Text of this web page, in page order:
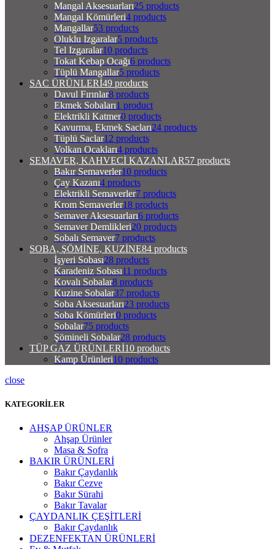
Mangal Aksesuarları25 products
Mangal Kömürleri4 products
Mangallar53 products
Oluklu Izgaralar5 products
Tel Izgaralar10 products
Tokat Kebap Ocağı6 products
Tüplü Mangallar5 products
SAC ÜRÜNLERİ49 products
Davul Fırınlar8 products
Ekmek Sobaları1 product
Elektrikli Katmer0 products
Kavurma, Ekmek Sacları24 products
Tüplü Saclar12 products
Volkan Ocakları4 products
SEMAVER, KAHVECİ KAZANLAR57 products
Bakır Semaverler10 products
Çay Kazanı4 products
Elektrikli Semaverler7 products
Krom Semaverler18 products
Semaver Aksesuarları6 products
Semaver Demlikleri20 products
Sobalı Semaver7 products
SOBA, ŞÖMİNE, KUZİNE84 products
İşyeri Sobası28 products
Karadeniz Sobası11 products
Kovalı Sobalar8 products
Kuzine Sobalar37 products
Soba Aksesuarları23 products
Soba Kömürleri0 products
Sobalar75 products
Şömineli Sobalar28 products
TÜP GAZ ÜRÜNLERİ10 products
Kamp Ürünleri10 products
close
KATEGORİLER
AHŞAP ÜRÜNLER
Ahşap Ürünler
Masa & Sofra
BAKIR ÜRÜNLERİ
Bakır Çaydanlık
Bakır Cezve
Bakır Sürahi
Bakır Tavalar
ÇAYDANLIK ÇEŞİTLERİ
Bakır Çaydanlık
DEZENFEKTAN ÜRÜNLERİ